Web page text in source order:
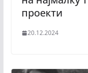
проекти
20.12.2024